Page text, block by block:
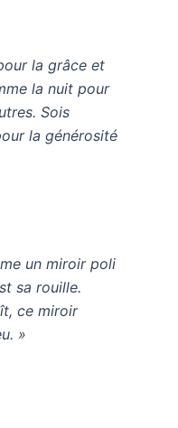
la grâce et
la nuit pour
Sois
la générosité
un miroir poli
sa rouille.
ce miroir
»